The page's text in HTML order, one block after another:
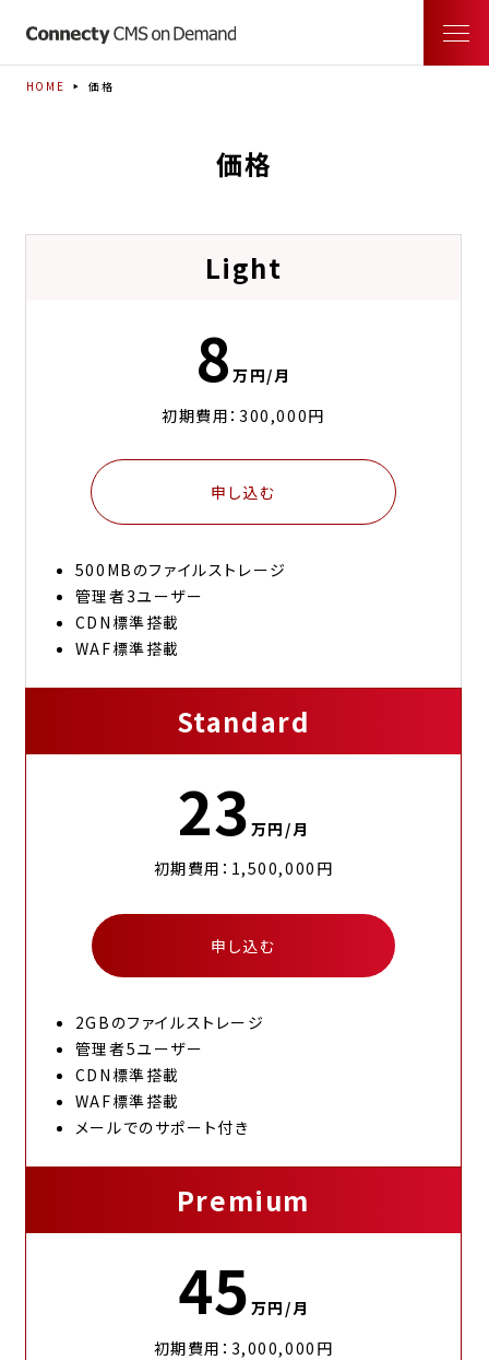
HOME 価格
価格
Light
8万円/月
初期費用：300,000円
申し込む
500MBのファイルストレージ
管理者3ユーザー
CDN標準搭載
WAF標準搭載
Standard
23 万円/月
初期費用：1,500,000円
申し込む
2GBのファイルストレージ
管理者5ユーザー
CDN標準搭載
WAF標準搭載
メールでのサポート付き
Premium
45 万円/月
初期費用：3,000,000円